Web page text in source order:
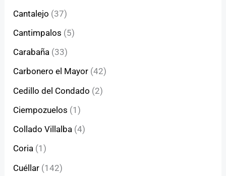
Cantalejo (37)
Cantimpalos (5)
Carabaña (33)
Carbonero el Mayor (42)
Cedillo del Condado (2)
Ciempozuelos (1)
Collado Villalba (4)
Coria (1)
Cuéllar (142)